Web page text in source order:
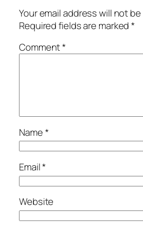
Your email address will not
Required fields are marked*
Comment*
Name*
Email*
Website